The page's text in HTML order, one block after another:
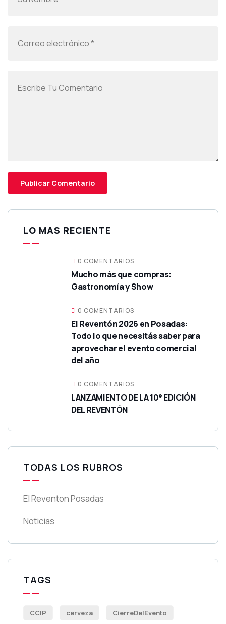
LO MAS RECIENTE
0 COMENTARIOS
Mucho más que compras:
Gastronomía y Show
0 COMENTARIOS
El Reventón 2026 en Posadas:
Todo lo que necesitás saber para
aprovechar el evento comercial
del año
0 COMENTARIOS
LANZAMIENTO DE LA 10° EDICIÓN
DEL REVENTÓN
TODAS LOS RUBROS
El Reventon Posadas
Noticias
TAGS
CCIP cerveza CierreDelEvento